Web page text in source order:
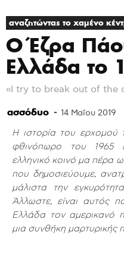
αναζητώντας το χαμένο
O Έζρα
Ελλάδα το
«I try to break out of the
ασσόδυο - 14 Μαΐου 2019
Η ιστορία του
φθινόπωρο του 1965
ελληνικό κοινό μα πέρα
που δημοσιεύουμε,
μάλιστα την
Άλλωστε, είναι αυτός
Ελλάδα τον αμερικανό
μια συνθήκη μαρτυρικής